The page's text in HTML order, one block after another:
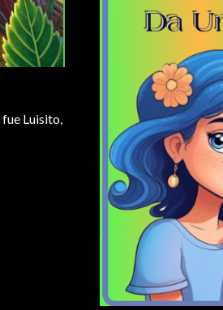
Luisito,